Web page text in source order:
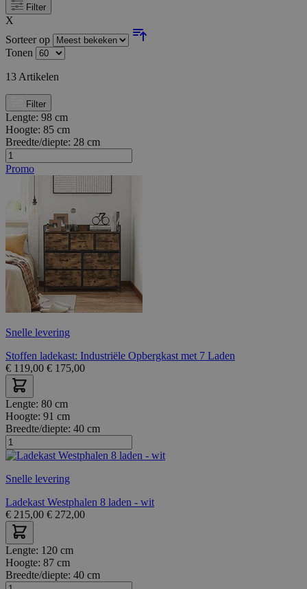
Filter
X
Sorteer op
Tonen
13 Artikelen
Filter
Lengte: 98 cm
Hoogte: 85 cm
Breedte/diepte: 28 cm
Promo
Snelle levering
Stoffen ladekast: Industriële Opbergkast met 7 Laden
€ 119,00 € 175,00
Lengte: 80 cm
Hoogte: 91 cm
Breedte/diepte: 40 cm
Snelle levering
Ladekast Westphalen 8 laden - wit
€ 215,00 € 272,00
Lengte: 120 cm
Hoogte: 87 cm
Breedte/diepte: 40 cm